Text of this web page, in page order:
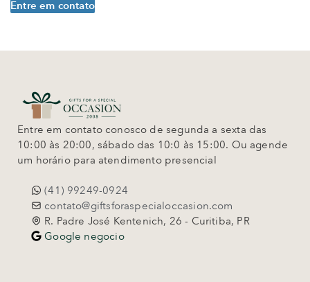
Entre em contato
Entre em contato conosco de segunda a sexta das
10:00 às 20:00, sábado das 10:0 às 15:00. Ou agende
um horário para atendimento presencial
(41) 99249-0924
contato@giftsforaspecialoccasion.com
R. Padre José Kentenich, 26 - Curitiba, PR
Google negocio